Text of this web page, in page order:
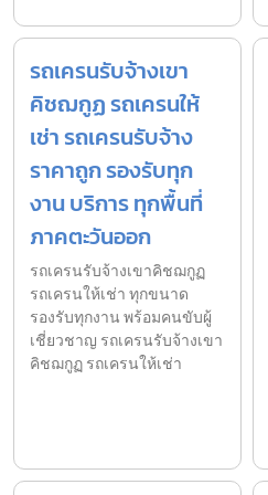
รถเครนรับจ้างเขา
คิชฌกูฏ รถเครนให้
เช่า รถเครนรับจ้าง
ราคาถูก รองรับทุก
งาน บริการ ทุกพื้นที่
ภาคตะวันออก
รถเครนรับจ้างเขาคิชฌกูฏ
รถเครนให้เช่า ทุกขนาด
รองรับทุกงาน พร้อมคนขับผู้
เชี่ยวชาญ รถเครนรับจ้างเขา
คิชฌกูฏ รถเครนให้เช่า